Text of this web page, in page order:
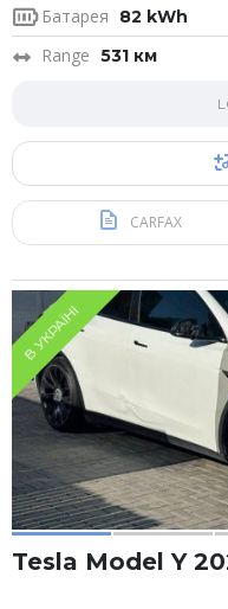
Батарея 82 kWh
Range 531 км
CARFAX
В УКРАЇНІ
Tesla Model Y